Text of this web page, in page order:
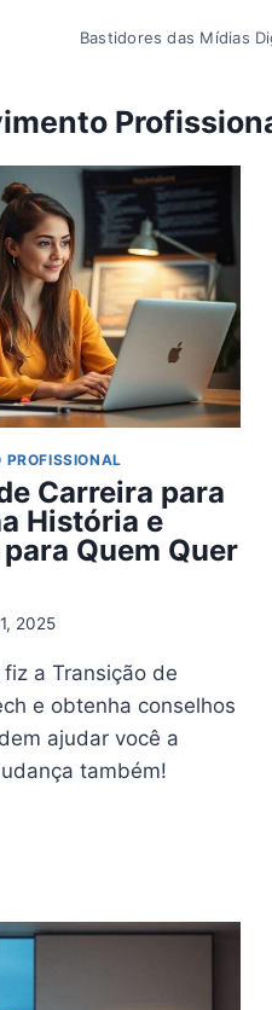
Bastidores das Mídias
PROFISSIONAL
Carreira para
História e
Quem Quer
2025
a Transição de
e obtenha conselhos
ajudar você a
também!